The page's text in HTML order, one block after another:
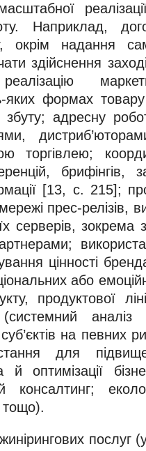
Наприклад,
окрім надання
здійснення
яких формах
адресну
торгівлею;
брифінгів,
[13, с. 215];
прес-релізів,
серверів, зокрема
цінності
або
продуктової
аналіз
на певних
для
й оптимізації
консалтинг;
тощо).
послуг